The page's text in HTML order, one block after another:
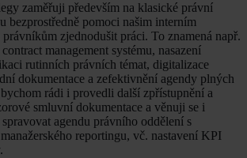
zaměřuji především na klasické právní
bezprostředně pomoci našim interním
zjednodušit práci. To znamená např.
management systému, nasazení
rutinních právních témat, digitalizace
dokumentace a zefektivnění agendy plných
rádi i provedli další zpřístupnění a
smluvní dokumentace a věnuji se i
agendu právního oddělení s
reportingu, vč. nastavení KPI